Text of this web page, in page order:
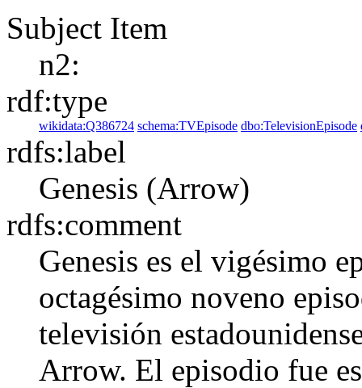
Subject Item
n2:
rdf:type
wikidata:Q386724 schema:TVEpisode dbo:TelevisionEpisode
rdfs:label
Genesis (Arrow)
rdfs:comment
Genesis​ es el vigésimo
octagésimo noveno
televisión
Arrow. El episodio fue